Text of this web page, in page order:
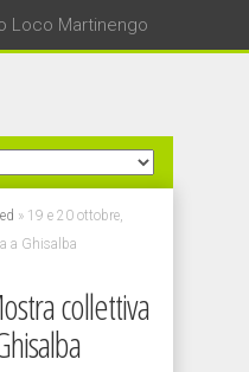
Loco Martinengo
» 19 e 20 ottobre,
a Ghisalba
collettiva